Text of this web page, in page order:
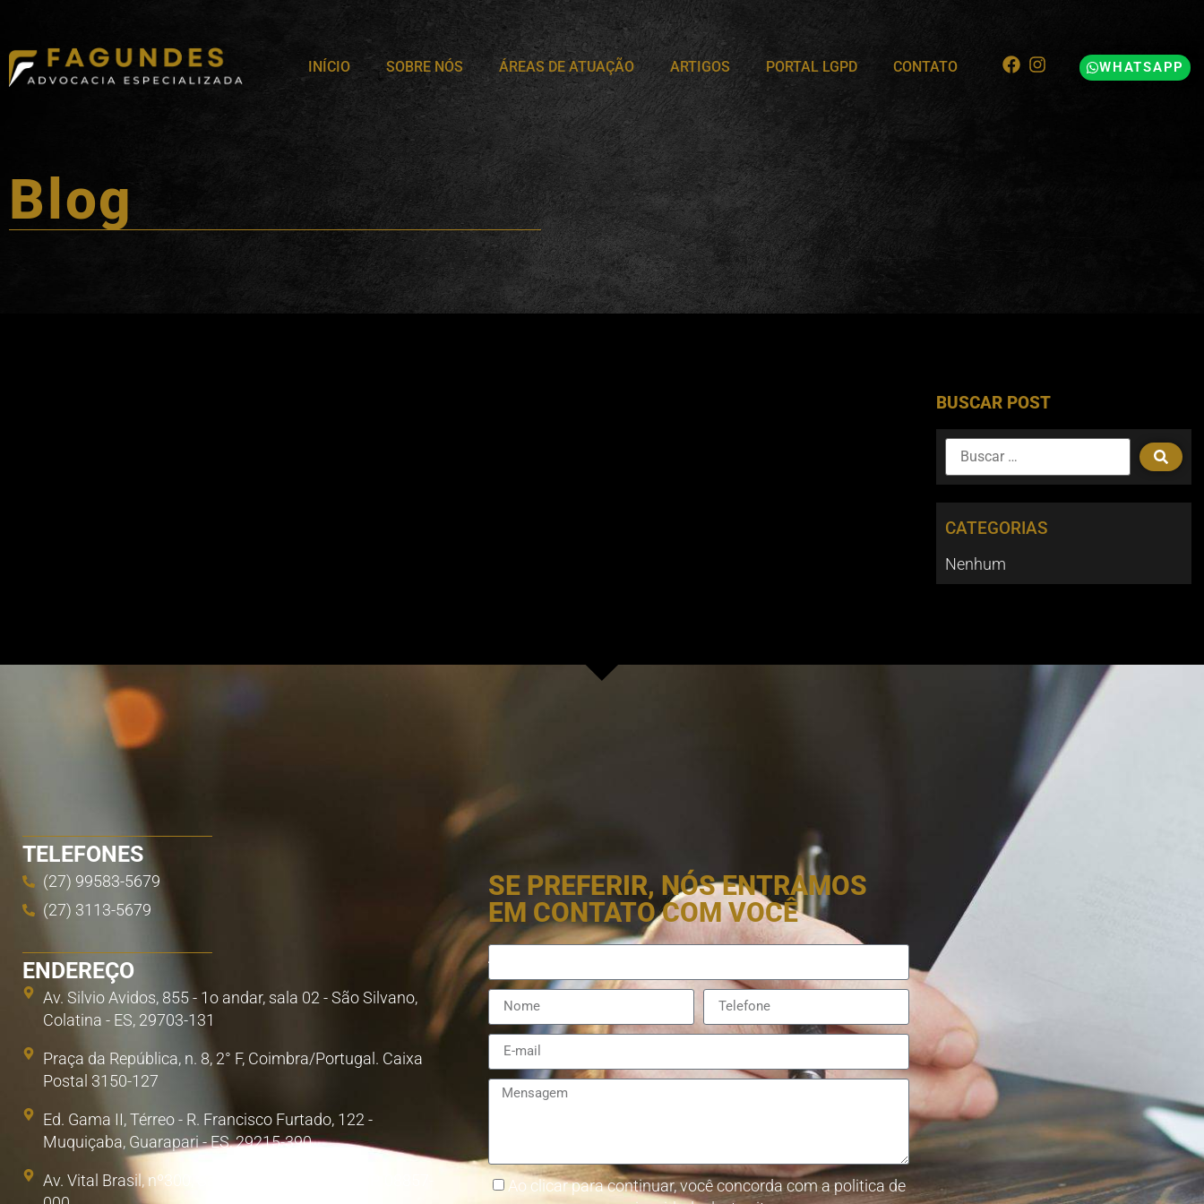
INÍCIO SOBRE NÓS ÁREAS DE ATUAÇÃO ARTIGOS PORTAL LGPD CONTATO WHATSAPP
Blog
BUSCAR POST
CATEGORIAS
Nenhum
TELEFONES
(27) 99583-5679
(27) 3113-5679
ENDEREÇO
Av. Silvio Avidos, 855 - 1o andar, sala 02 - São Silvano,
Colatina - ES, 29703-131
Praça da República, n. 8, 2° F, Coimbra/Portugal. Caixa
Postal 3150-127
Ed. Gama II, Térreo - R. Francisco Furtado, 122 -
Muquiçaba, Guarapari - ES, 29215-390
Av. Vital Brasil, nº300, Sala 1. Poá, São Paulo/SP. 08857-
SE PREFERIR, NÓS ENTRAMOS
EM CONTATO COM VOCÊ
Ao clicar para continuar, você concorda com a politica de